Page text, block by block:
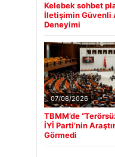
Kelebek sohbet
İletişimin Güvenli
Deneyimi
07/08/2026
TBMM’de
İYİ Parti’nin
Görmedi